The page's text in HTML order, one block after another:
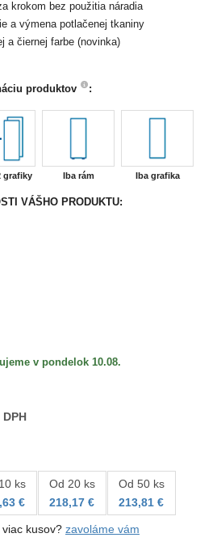
krokom bez použitia náradia
a výmena potlačenej tkaniny
a čiernej farbe (novinka)
produktov :
grafiky Iba rám Iba grafika
VÁŠHO PRODUKTU:
v pondelok 10.08.
DPH
ks
€
Od 20 ks
218,17 €
Od 50 ks
213,81 €
kusov? zavoláme vám